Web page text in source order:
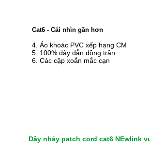
Cat6 - Cái nhìn gần hơn
4. Áo khoác PVC xếp hạng CM
5. 100% dây dẫn đồng trần
6. Các cặp xoắn mắc cạn
Dây nhảy patch cord cat6 NEwlink